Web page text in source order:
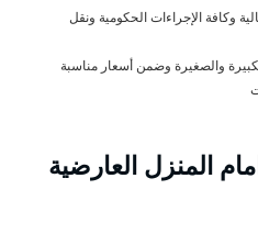
وكافة الإجراءات الحكومية ونقل
والصغيرة وضمن أسعار مناسبة
المنزل العارضية